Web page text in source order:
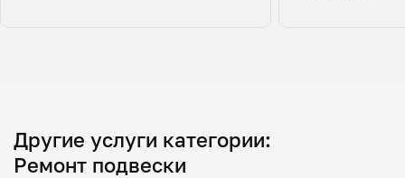
Другие услуги категории:
Ремонт подвески